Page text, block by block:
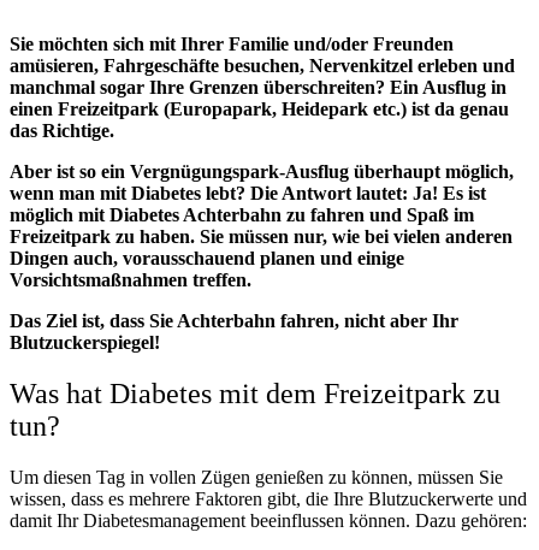
Sie möchten sich mit Ihrer Familie und/oder Freunden
amüsieren, Fahrgeschäfte besuchen, Nervenkitzel erleben und
manchmal sogar Ihre Grenzen überschreiten? Ein Ausflug in
einen Freizeitpark (Europapark, Heidepark etc.) ist da genau
das Richtige.
Aber ist so ein Vergnügungspark-Ausflug überhaupt möglich,
wenn man mit Diabetes lebt? Die Antwort lautet: Ja! Es ist
möglich mit Diabetes Achterbahn zu fahren und Spaß im
Freizeitpark zu haben. Sie müssen nur, wie bei vielen anderen
Dingen auch, vorausschauend planen und einige
Vorsichtsmaßnahmen treffen.
Das Ziel ist, dass Sie Achterbahn fahren, nicht aber Ihr
Blutzuckerspiegel!
Was hat Diabetes mit dem Freizeitpark zu
tun?
Um diesen Tag in vollen Zügen genießen zu können, müssen Sie
wissen, dass es mehrere Faktoren gibt, die Ihre Blutzuckerwerte und
damit Ihr Diabetesmanagement beeinflussen können. Dazu gehören: